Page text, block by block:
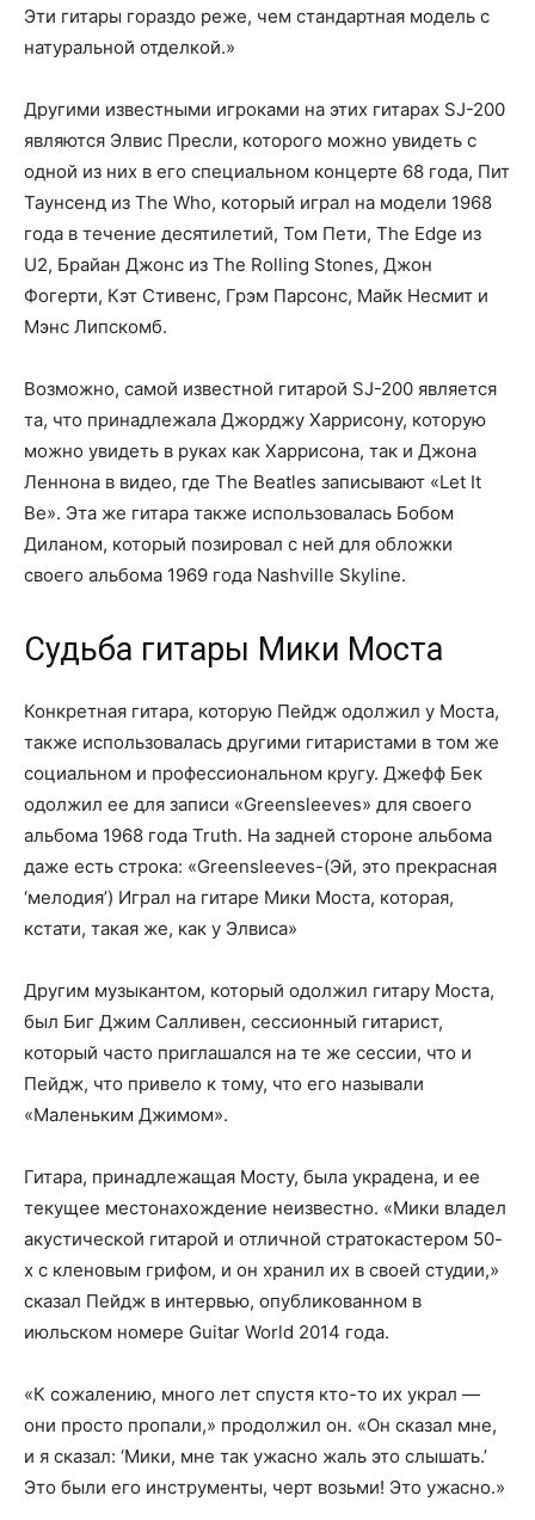
Эти гитары гораздо реже, чем стандартная модель с
натуральной отделкой.»
Другими известными игроками на этих гитарах SJ-200
являются Элвис Пресли, которого можно увидеть с
одной из них в его специальном концерте 68 года, Пит
Таунсенд из The Who, который играл на модели 1968
года в течение десятилетий, Том Пети, The Edge из
U2, Брайан Джонс из The Rolling Stones, Джон
Фогерти, Кэт Стивенс, Грэм Парсонс, Майк Несмит и
Мэнс Липскомб.
Возможно, самой известной гитарой SJ-200 является
та, что принадлежала Джорджу Харрисону, которую
можно увидеть в руках как Харрисона, так и Джона
Леннона в видео, где The Beatles записывают «Let It
Be». Эта же гитара также использовалась Бобом
Диланом, который позировал с ней для обложки
своего альбома 1969 года Nashville Skyline.
Судьба гитары Мики Моста
Конкретная гитара, которую Пейдж одолжил у Моста,
также использовалась другими гитаристами в том же
социальном и профессиональном кругу. Джефф Бек
одолжил ее для записи «Greensleeves» для своего
альбома 1968 года Truth. На задней стороне альбома
даже есть строка: «Greensleeves-(Эй, это прекрасная
‘мелодия’) Играл на гитаре Мики Моста, которая,
кстати, такая же, как у Элвиса»
Другим музыкантом, который одолжил гитару Моста,
был Биг Джим Салливен, сессионный гитарист,
который часто приглашался на те же сессии, что и
Пейдж, что привело к тому, что его называли
«Маленьким Джимом».
Гитара, принадлежащая Мосту, была украдена, и ее
текущее местонахождение неизвестно. «Мики владел
акустической гитарой и отличной стратокастером 50-
х с кленовым грифом, и он хранил их в своей студии,»
сказал Пейдж в интервью, опубликованном в
июльском номере Guitar World 2014 года.
«К сожалению, много лет спустя кто-то их украл —
они просто пропали,» продолжил он. «Он сказал мне,
и я сказал: ‘Мики, мне так ужасно жаль это слышать.’
Это были его инструменты, черт возьми! Это ужасно.»